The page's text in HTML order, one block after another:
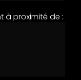
à proximité de :